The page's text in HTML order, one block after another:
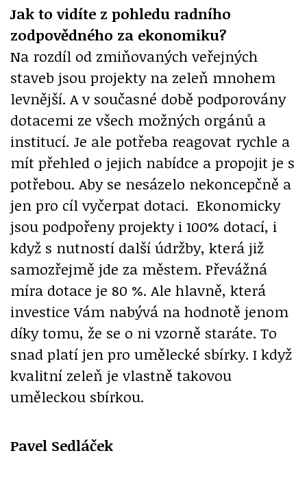
Jak to vidíte z pohledu radního
zodpovědného za ekonomiku?
Na rozdíl od zmiňovaných veřejných
staveb jsou projekty na zeleň mnohem
levnější. A v současné době podporovány
dotacemi ze všech možných orgánů a
institucí. Je ale potřeba reagovat rychle a
mít přehled o jejich nabídce a propojit je s
potřebou. Aby se nesázelo nekoncepčně a
jen pro cíl vyčerpat dotaci. Ekonomicky
jsou podpořeny projekty i 100% dotací, i
když s nutností další údržby, která již
samozřejmě jde za městem. Převážná
míra dotace je 80 %. Ale hlavně, která
investice Vám nabývá na hodnotě jenom
díky tomu, že se o ni vzorně staráte. To
snad platí jen pro umělecké sbírky. I když
kvalitní zeleň je vlastně takovou
uměleckou sbírkou.
Pavel Sedláček